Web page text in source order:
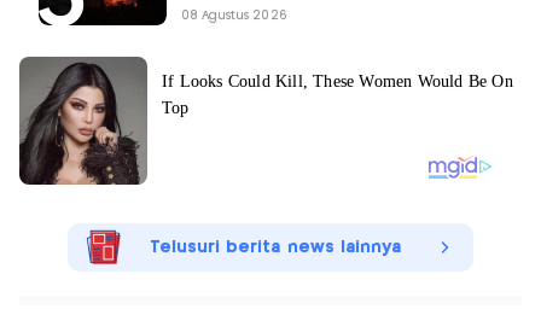
08 Agustus 2026
Telusuri berita news lainnya